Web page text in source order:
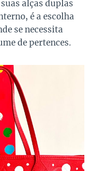
alças duplas
é a escolha
se necessita
de pertences.